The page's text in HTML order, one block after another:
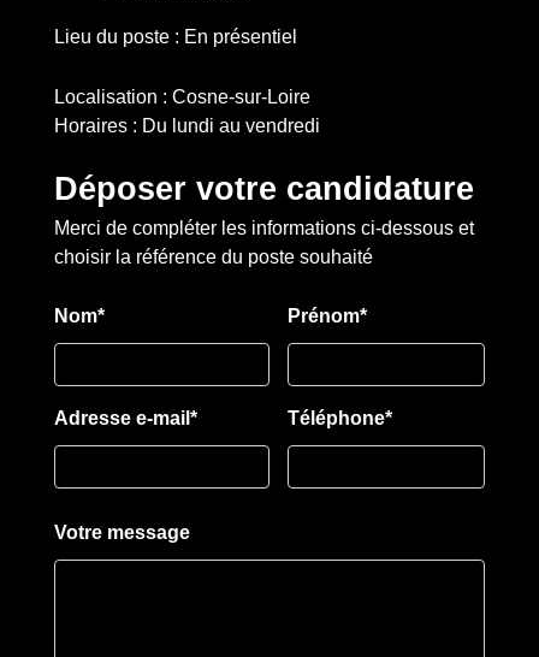
Lieu du poste : En présentiel
Localisation : Cosne-sur-Loire
Horaires : Du lundi au vendredi
Déposer votre candidature
Merci de compléter les informations ci-dessous et
choisir la référence du poste souhaité
Nom*
Adresse e-mail*
Prénom*
Téléphone*
Votre message